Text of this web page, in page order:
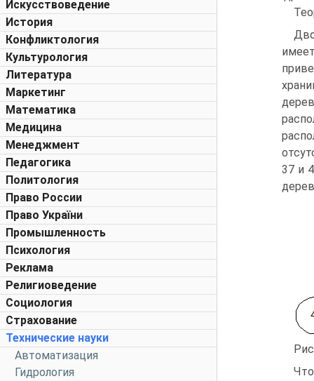
Искусствоведение
История
Конфликтология
Культурология
Литература
Маркетинг
Математика
Медицина
Менеджмент
Педагогика
Политология
Право России
Право України
Промышленность
Психология
Реклама
Религиоведение
Социология
Страхование
Технические науки
Автоматизация
Гидрология
37 и